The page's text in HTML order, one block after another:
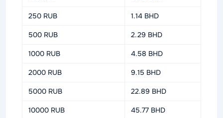
250 RUB 1.14 BHD
500 RUB 2.29 BHD
1000 RUB 4.58 BHD
2000 RUB 9.15 BHD
5000 RUB 22.89 BHD
10000 RUB 45.77 BHD